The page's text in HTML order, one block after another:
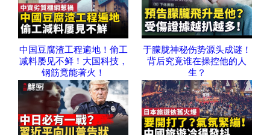
中国豆腐渣工程遍地！偷工
减料屡见不鲜！大国科技，
钢筋竟能著火！
于朦胧神秘伤势源头成谜！
背后究竟谁在操控他的人
生？